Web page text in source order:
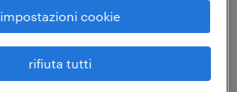
impostazioni cookie
rifiuta tutti